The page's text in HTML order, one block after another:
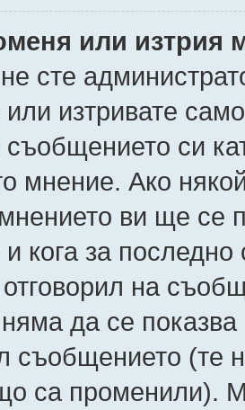
или изтрия
сте
изтривате
си
мнение. Ако
ви ще се
и кога за
на
няма да се
съобщението (те
са променили).